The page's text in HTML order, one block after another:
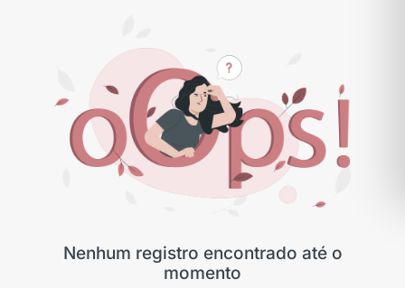
Nenhum registro encontrado até o
momento